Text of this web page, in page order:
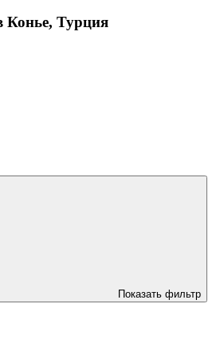
Конье, Турция
Показать фильтр